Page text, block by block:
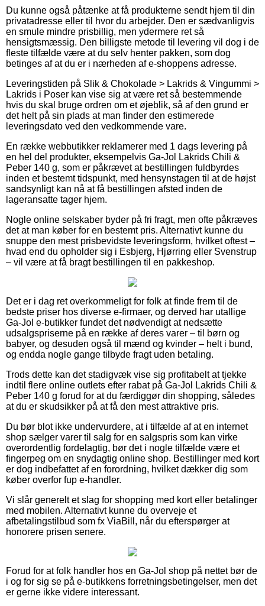
Du kunne også påtænke at få produkterne sendt hjem til din
privatadresse eller til hvor du arbejder. Den er sædvanligvis
en smule mindre prisbillig, men ydermere ret så
hensigtsmæssig. Den billigste metode til levering vil dog i de
fleste tilfælde være at du selv henter pakken, som dog
betinges af at du er i nærheden af e-shoppens adresse.
Leveringstiden på Slik & Chokolade > Lakrids & Vingummi >
Lakrids i Poser kan vise sig at være ret så bestemmende
hvis du skal bruge ordren om et øjeblik, så af den grund er
det helt på sin plads at man finder den estimerede
leveringsdato ved den vedkommende vare.
En række webbutikker reklamerer med 1 dags levering på
en hel del produkter, eksempelvis Ga-Jol Lakrids Chili &
Peber 140 g, som er påkrævet at bestillingen fuldbyrdes
inden et bestemt tidspunkt, med hensynstagen til at de højst
sandsynligt kan nå at få bestillingen afsted inden de
lageransatte tager hjem.
Nogle online selskaber byder på fri fragt, men ofte påkræves
det at man køber for en bestemt pris. Alternativt kunne du
snuppe den mest prisbevidste leveringsform, hvilket oftest –
hvad end du opholder sig i Esbjerg, Hjørring eller Svenstrup
– vil være at få bragt bestillingen til en pakkeshop.
Det er i dag ret overkommeligt for folk at finde frem til de
bedste priser hos diverse e-firmaer, og derved har utallige
Ga-Jol e-butikker fundet det nødvendigt at nedsætte
udsalgspriserne på en række af deres varer – til børn og
babyer, og desuden også til mænd og kvinder – helt i bund,
og endda nogle gange tilbyde fragt uden betaling.
Trods dette kan det stadigvæk vise sig profitabelt at tjekke
indtil flere online outlets efter rabat på Ga-Jol Lakrids Chili &
Peber 140 g forud for at du færdiggør din shopping, således
at du er skudsikker på at få den mest attraktive pris.
Du bør blot ikke undervurdere, at i tilfælde af at en internet
shop sælger varer til salg for en salgspris som kan virke
overordentlig fordelagtig, bør det i nogle tilfælde være et
fingerpeg om en snydagtig online shop. Bestillinger med kort
er dog indbefattet af en forordning, hvilket dækker dig som
køber overfor fup e-handler.
Vi slår generelt et slag for shopping med kort eller betalinger
med mobilen. Alternativt kunne du overveje et
afbetalingstilbud som fx ViaBill, når du efterspørger at
honorere prisen senere.
Forud for at folk handler hos en Ga-Jol shop på nettet bør de
i og for sig se på e-butikkens forretningsbetingelser, men det
er gerne ikke videre interessant.